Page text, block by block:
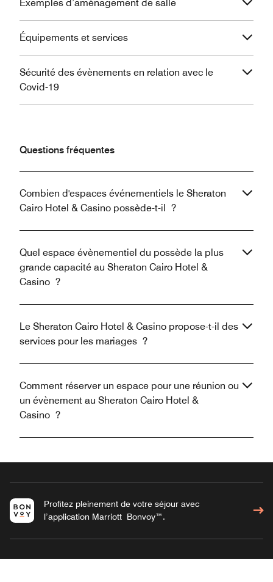
Exemples d’aménagement de salle
Équipements et services
Sécurité des évènements en relation avec le
Covid-19
Questions fréquentes
Combien d'espaces événementiels le Sheraton
Cairo Hotel & Casino possède-t-il ?
Quel espace évènementiel du possède la plus
grande capacité au Sheraton Cairo Hotel &
Casino ?
Le Sheraton Cairo Hotel & Casino propose-t-il des
services pour les mariages ?
Comment réserver un espace pour une réunion ou
un évènement au Sheraton Cairo Hotel &
Casino ?
Profitez pleinement de votre séjour avec
l’application Marriott Bonvoy™.